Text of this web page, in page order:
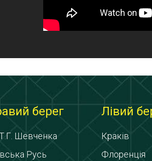
берег
Шевченка
Русь
Лівий
Краків
Флоренція